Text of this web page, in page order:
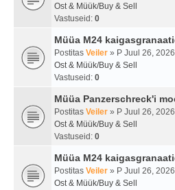
Ost & Müük/Buy & Sell
Vastuseid: 0
Müüa M24
Postitas Veiler » P Juul 26,
Ost & Müük/Buy & Sell
Vastuseid: 0
Müüa Panzerschreck'i
Postitas Veiler » P Juul 26,
Ost & Müük/Buy & Sell
Vastuseid: 0
Müüa M24
Postitas Veiler » P Juul 26,
Ost & Müük/Buy & Sell